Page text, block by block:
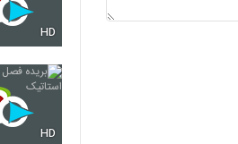
HD
HD